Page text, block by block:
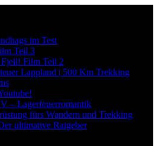
im Test
Teil 3
Fjell! Film Teil 2
Lappland | 500 Km Trekking
– Lagerfeuerromantik
fürs Wandern und Trekking
ultimative Ratgeber